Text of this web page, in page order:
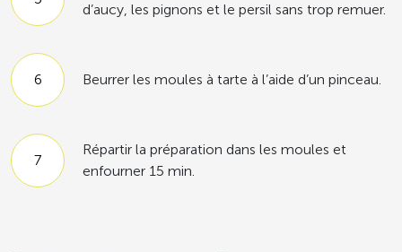
d’aucy, les pignons et le persil sans trop remuer.
Beurrer les moules à tarte à l’aide d’un pinceau.
Répartir la préparation dans les moules et
enfourner 15 min.